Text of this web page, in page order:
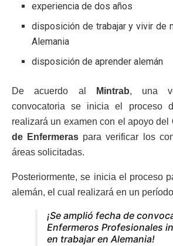
experiencia de dos años
disposición de trabajar y vivir de
Alemania
disposición de aprender alemán
De acuerdo al Mintrab, una
convocatoria se inicia el proceso
realizará un examen con el apoyo del
de Enfermeras para verificar los
áreas solicitadas.
Posteriormente, se inicia el proceso
alemán, el cual realizará en un
¡Se amplió fecha de
Enfermeros Profesionales
en trabajar en Alemania!